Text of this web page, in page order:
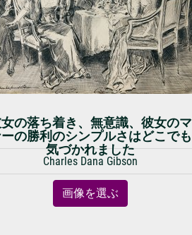
の落ち着き、無意識、彼女のマ
の勝利のシンプルさはどこでも
気づかれました
Charles Dana Gibson
画像を選ぶ